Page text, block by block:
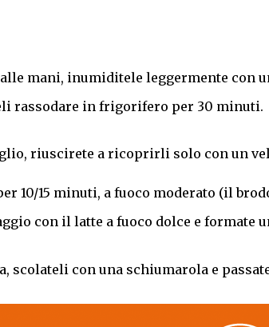
mani, inumiditele leggermente con
rassodare in frigorifero per 30 minuti.
riuscirete a ricoprirli solo con un
10/15 minuti, a fuoco moderato (il
con il latte a fuoco dolce e formate
scolateli con una schiumarola e